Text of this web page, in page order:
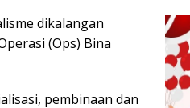
dikalangan
(Ops) Bina
pembinaan dan